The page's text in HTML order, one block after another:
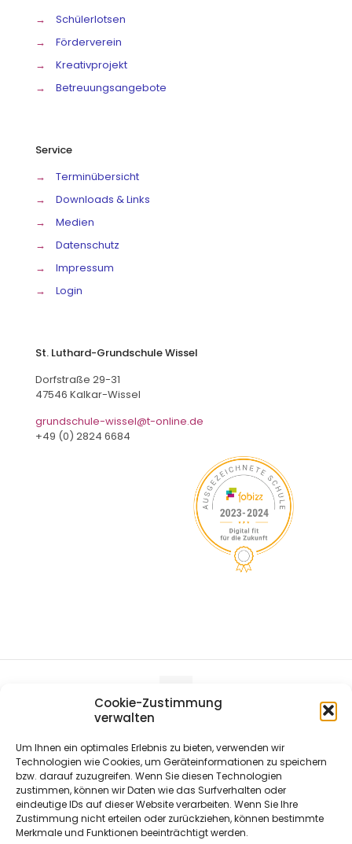
Cookie-Zustimmung
verwalten
Um Ihnen ein optimales Erlebnis zu bieten, verwenden wir
Technologien wie Cookies, um Geräteinformationen zu speichern
bzw. darauf zuzugreifen. Wenn Sie diesen Technologien
zustimmen, können wir Daten wie das Surfverhalten oder
eindeutige IDs auf dieser Website verarbeiten. Wenn Sie Ihre
Zustimmung nicht erteilen oder zurückziehen, können bestimmte
Merkmale und Funktionen beeinträchtigt werden.
→
Schülerlotsen
→
Förderverein
→
Kreativprojekt
→
Betreuungsangebote
Service
→
Terminübersicht
→
Downloads & Links
→
Medien
→
Datenschutz
→
Impressum
→
Login
St. Luthard-Grundschule Wissel
Dorfstraße 29-31
47546 Kalkar-Wissel
grundschule-wissel@t-online.de
+49 (0) 2824 6684
© 2019-2026 St. Luthard-Grundschule Wissel